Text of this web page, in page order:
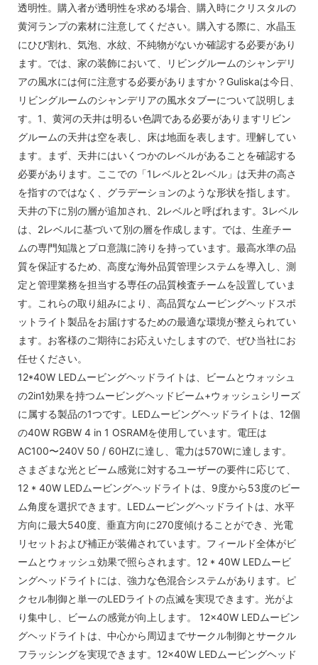
透明性。購入者が透明性を求める場合、購入時にクリスタルの
黄河ランプの素材に注意してください。購入する際に、水晶玉
にひび割れ、気泡、水紋、不純物がないか確認する必要があり
ます。では、家の装飾において、リビングルームのシャンデリ
アの風水には何に注意する必要がありますか？Guliskaは今日、
リビングルームのシャンデリアの風水タブーについて説明しま
す。1、黄河の天井は明るい色調である必要がありますリビン
グルームの天井は空を表し、床は地面を表します。理解してい
ます。まず、天井にはいくつかのレベルがあることを確認する
必要があります。ここでの「1レベルと2レベル」は天井の高さ
を指すのではなく、グラデーションのような形状を指します。
天井の下に別の層が追加され、2レベルと呼ばれます。3レベル
は、2レベルに基づいて別の層を作成します。では、生産チー
ムの専門知識とプロ意識に誇りを持っています。最高水準の品
質を保証するため、高度な海外品質管理システムを導入し、測
定と管理業務を担当する専任の品質検査チームを設置していま
す。これらの取り組みにより、高品質なムービングヘッドスポ
ットライト製品をお届けするための最適な環境が整えられてい
ます。お客様のご期待にお応えいたしますので、ぜひ当社にお
任せください。
12*40W LEDムービングヘッドライトは、ビームとウォッシュ
の2in1効果を持つムービングヘッドビーム+ウォッシュシリーズ
に属する製品の1つです。LEDムービングヘッドライトは、12個
の40W RGBW 4 in 1 OSRAMを使用しています。電圧は
AC100〜240V 50 / 60HZに達し、電力は570Wに達します。
さまざまな光とビーム感覚に対するユーザーの要件に応じて、
12 * 40W LEDムービングヘッドライトは、9度から53度のビー
ム角度を選択できます。LEDムービングヘッドライトは、水平
方向に最大540度、垂直方向に270度傾けることができ、光電
リセットおよび補正が装備されています。フィールド全体がビ
ームとウォッシュ効果で照らされます。12 * 40W LEDムービ
ングヘッドライトには、強力な色混合システムがあります。ピ
クセル制御と単一のLEDライトの点滅を実現できます。光がよ
り集中し、ビームの感覚が向上します。 12×40W LEDムービン
グヘッドライトは、中心から周辺までサークル制御とサークル
フラッシングを実現できます。12×40W LEDムービングヘッド